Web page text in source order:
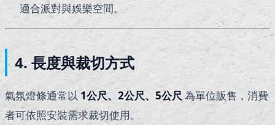
適合派對與娛樂空間。
4. 長度與裁切方式
氣氛燈條通常以 1公尺、2公尺、5公尺為單位販售，消費
者可依照安裝需求裁切使用。